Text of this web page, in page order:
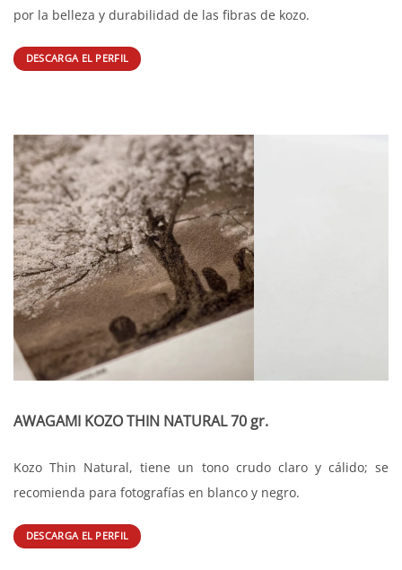
por la belleza y durabilidad de las fibras de kozo.
DESCARGA EL PERFIL
AWAGAMI KOZO THIN NATURAL 70 gr.
Kozo Thin Natural, tiene un tono crudo claro y cálido; se
recomienda para fotografías en blanco y negro.
DESCARGA EL PERFIL